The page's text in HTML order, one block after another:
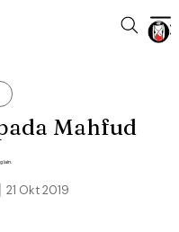
Mahfud
lain.
21 Okt 2019